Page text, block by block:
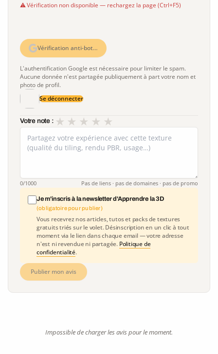
Vérification non disponible — rechargez la page (Ctrl+F5)
Vérification anti-bot…
L'authentification Google est nécessaire pour limiter le spam.
Aucune donnée n'est partagée publiquement à part votre nom et
photo de profil.
Se déconnecter
Votre note : ★
★
★
★
★
0/1000 Pas de liens · pas de domaines · pas de promo
Je m'inscris à la newsletter d'Apprendre la 3D
(obligatoire pour publier)
Vous recevrez nos articles, tutos et packs de textures
gratuits triés sur le volet. Désinscription en un clic à tout
moment via le lien dans chaque email — votre adresse
n'est ni revendue ni partagée. Politique de
confidentialité.
Publier mon avis
Impossible de charger les avis pour le moment.